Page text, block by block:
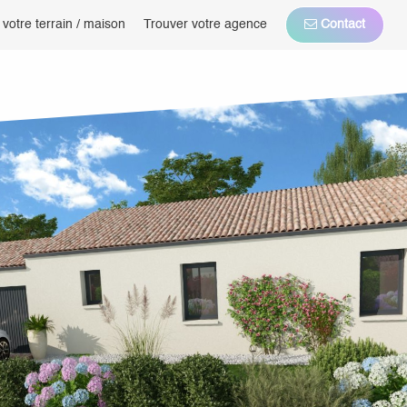
terrain / maison Trouver votre agence Contact